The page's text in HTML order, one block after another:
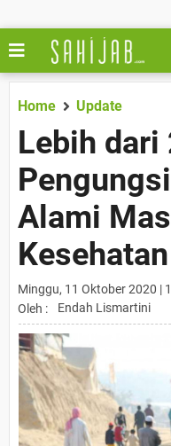
Home Update
Lebih dari
Alami
Minggu, 11 Oktober 2020 |
Oleh :
Endah Lismartini